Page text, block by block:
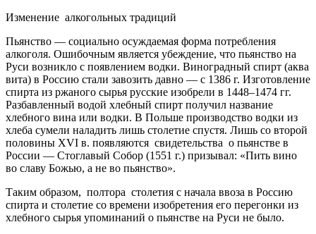
Изменение алкогольных традиций
Пьянство — социально осуждаемая форма потребления
алкоголя. Ошибочным является убеждение, что пьянство на
Руси возникло с появлением водки. Виноградный спирт (аква
вита) в Россию стали завозить давно — с 1386 г. Изготовление
спирта из ржаного сырья русские изобрели в 1448–1474 гг.
Разбавленный водой хлебный спирт получил название
хлебного вина или водки. В Польше производство водки из
хлеба сумели наладить лишь столетие спустя. Лишь со второй
половины XVI в. появляются свидетельства о пьянстве в
России — Стоглавый Собор (1551 г.) призывал: «Пить вино
во славу Божью, а не во пьянство».
Таким образом, полтора столетия с начала ввоза в Россию
спирта и столетие со времени изобретения его перегонки из
хлебного сырья упоминаний о пьянстве на Руси не было.